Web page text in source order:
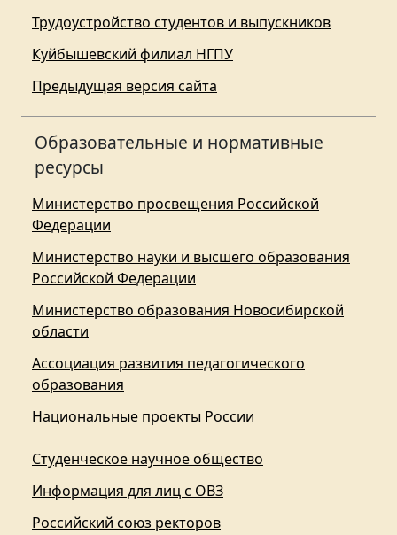
Трудоустройство студентов и выпускников
Куйбышевский филиал НГПУ
Предыдущая версия сайта
Образовательные и нормативные
ресурсы
Министерство просвещения Российской
Федерации
Министерство науки и высшего образования
Российской Федерации
Министерство образования Новосибирской
области
Ассоциация развития педагогического
образования
Национальные проекты России
Студенческое научное общество
Информация для лиц с ОВЗ
Российский союз ректоров